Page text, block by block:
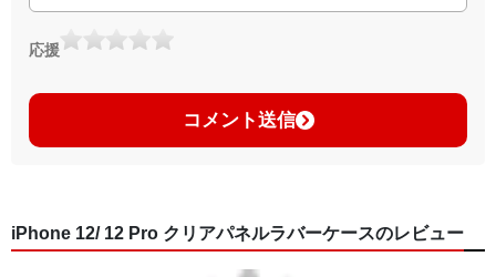
応援
コメント送信
iPhone 12/ 12 Pro クリアパネルラバーケースのレビュー